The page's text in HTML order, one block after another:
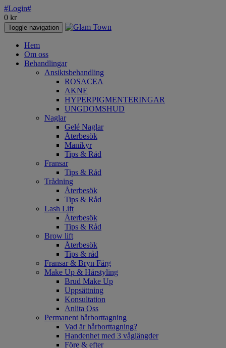
#Login#
0 kr
Toggle navigation
Hem
Om oss
Behandlingar
Ansiktsbehandling
ROSACEA
AKNE
HYPERPIGMENTERINGAR
UNGDOMSHUD
Naglar
Gelé Naglar
Återbesök
Manikyr
Tips & Råd
Fransar
Tips & Råd
Trådning
Återbesök
Tips & Råd
Lash Lift
Återbesök
Tips & Råd
Brow lift
Återbesök
Tips & råd
Fransar & Bryn Färg
Make Up & Hårstyling
Brud Make Up
Uppsättning
Konsultation
Anlita Oss
Permanent hårborttagning
Vad är hårborttagning?
Handenhet med 3 våglängder
Före & efter